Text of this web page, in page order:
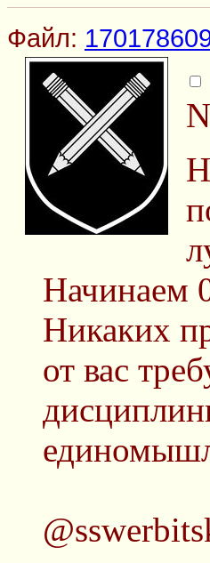
Файл:
Начинаем
Никаких
от вас